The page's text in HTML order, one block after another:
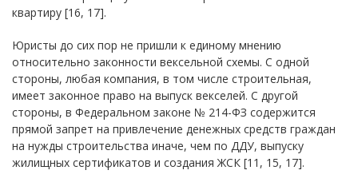
квартиру [16, 17].
Юристы до сих пор не пришли к единому мнению
относительно законности вексельной схемы. С одной
стороны, любая компания, в том числе строительная,
имеет законное право на выпуск векселей. С другой
стороны, в Федеральном законе № 214-ФЗ содержится
прямой запрет на привлечение денежных средств граждан
на нужды строительства иначе, чем по ДДУ, выпуску
жилищных сертификатов и создания ЖСК [11, 15, 17].